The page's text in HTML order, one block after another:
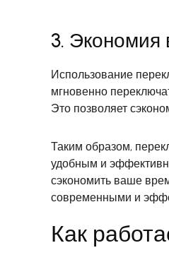
3. Экономия
Использование
мгновенно
Это позволяет
Таким образом,
удобным и
сэкономить ваше
современными и
Как